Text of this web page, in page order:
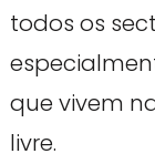
todos os
que vivem
livre.